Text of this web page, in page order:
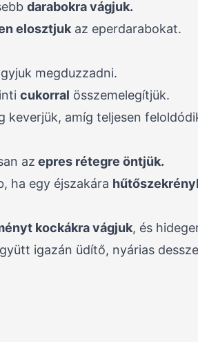
darabokra vágjuk.
elosztjuk az eperdarabokat.
megduzzadni.
cukorral összemelegítjük.
keverjük, amíg teljesen
az epres rétegre öntjük.
ha egy éjszakára
kockákra vágjuk, és
igazán üdítő, nyárias